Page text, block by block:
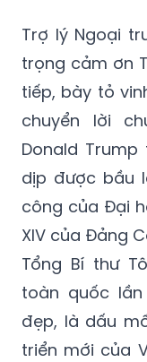
Trợ lý Ngoại
trọng cảm ơn
tiếp, bày tỏ
chuyển lời
Donald Trump
dịp được bầu
công của Đại
XIV của Đảng
Tổng Bí thư
toàn quốc
đẹp, là dấu
triển mới của